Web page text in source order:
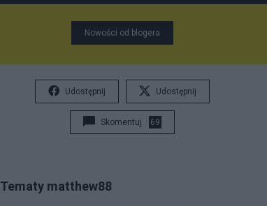
Nowości od blogera
Udostępnij Udostępnij
Skomentuj 69
Tematy matthew88